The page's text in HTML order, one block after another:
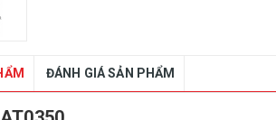
ĐÁNH GIÁ SẢN PHẨM